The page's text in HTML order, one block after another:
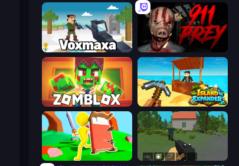
Voxmaxa 911: Prey
Zomblox Island Expander
Bed Wars WorldZ